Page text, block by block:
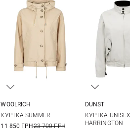
WOOLRICH
КУРТКА SUMMER
11 850 ГРН23 700 ГРН
DUNST
КУРТКА
HARRINGTON